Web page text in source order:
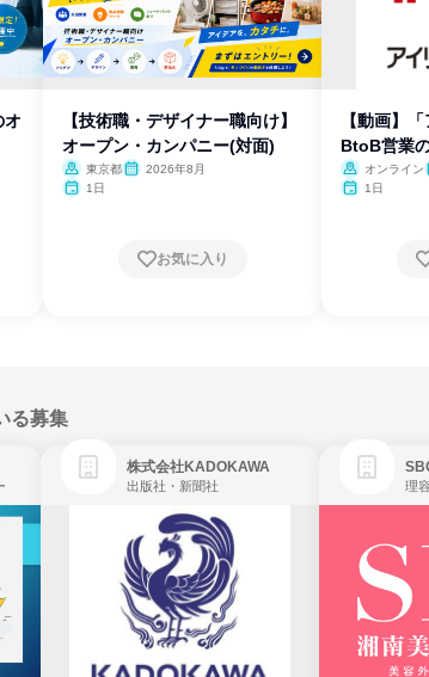
オ
【技術職・デザイナー職向け】
オープン・カンパニー(対面)
東京都
2026年8月
1日
お気に入り
【動画】
BtoB営業
オンライン
1日
る募集
株式会社KADOKAWA
出版社・新聞社